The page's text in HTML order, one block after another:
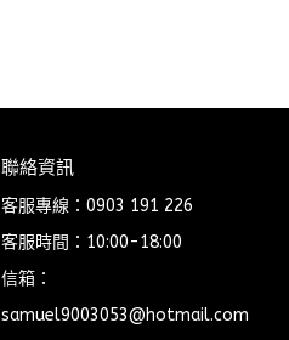
聯絡資訊
客服專線：0903 191 226
客服時間：10:00-18:00
信箱：
samuel9003053@hotmail.com